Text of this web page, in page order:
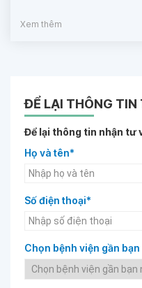
Xem thêm
ĐỂ LẠI THÔNG TIN
Để lại thông tin nhận tư
Họ và tên*
Số điện thoại*
Chọn bệnh viện gần